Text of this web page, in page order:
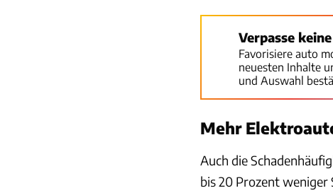
Verpasse
Favorisiere auto
neuesten Inhalte
und Auswahl
Mehr
Auch die
bis 20 Prozent weniger